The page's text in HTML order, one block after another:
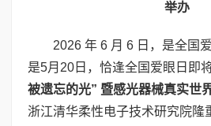
举办
2026 年 6 月 6 日，是全国
是5月20日，恰逢全国爱眼日即
被遗忘的光” 暨感光器械真实世
浙江清华柔性电子技术研究院隆